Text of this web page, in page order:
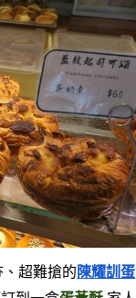
超難搶的 陳耀訓蛋